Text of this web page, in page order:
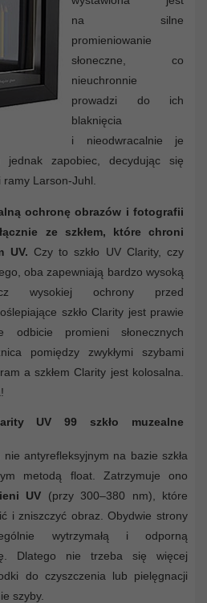
na silne
promieniowanie
słoneczne, co
nieuchronnie
prowadzi do ich
blaknięcia
i nieodwracalnie je
jednak zapobiec, decydując się
Larson-Juhl.
ochronę obrazów i fotografii
ze szkłem, które chroni
UV. Czy to szkło UV Clarity, czy
oba zapewniają bardzo wysoką
wysokiej ochrony przed
szkło Clarity jest prawie
odbicie promieni słonecznych
pomiędzy zwykłymi szybami
a szkłem Clarity jest kolosalna.
UV 99 szkło muzealne
nie antyrefleksyjnym na bazie szkła
metodą float. Zatrzymuje ono
UV (przy 300–380 nm), które
i zniszczyć obraz. Obydwie strony
wytrzymałą i odporną
Dlatego nie trzeba się więcej
do czyszczenia lub pielęgnacji
szyby.